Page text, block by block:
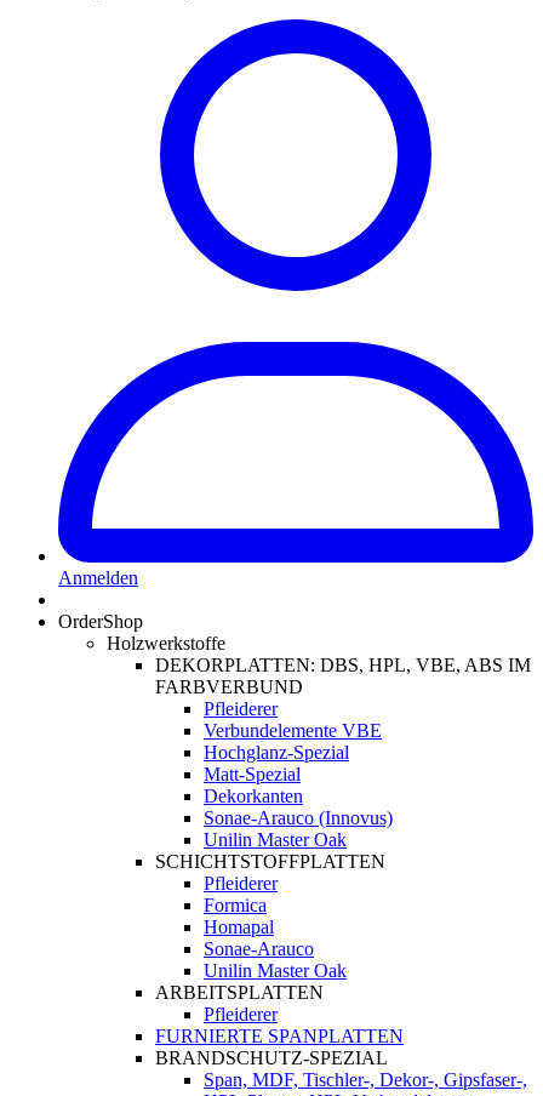
Anmelden
OrderShop
Holzwerkstoffe
DEKORPLATTEN: DBS, HPL, VBE, ABS IM
FARBVERBUND
Pfleiderer
Verbundelemente VBE
Hochglanz-Spezial
Matt-Spezial
Dekorkanten
Sonae-Arauco (Innovus)
Unilin Master Oak
SCHICHTSTOFFPLATTEN
Pfleiderer
Formica
Homapal
Sonae-Arauco
Unilin Master Oak
ARBEITSPLATTEN
Pfleiderer
FURNIERTE SPANPLATTEN
BRANDSCHUTZ-SPEZIAL
Span, MDF, Tischler-, Dekor-, Gipsfaser-,